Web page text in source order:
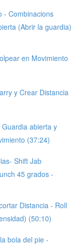
- Combinacions
(Abrir la guardia)
en Movimiento
y Crear Distancia
abierta y
(37:24)
Shift Jab
45 grados -
Distancia - Roll
(50:10)
bola del pie -